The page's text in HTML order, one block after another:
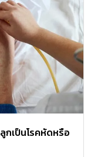
กเป็นโรคหัดหรือ